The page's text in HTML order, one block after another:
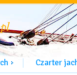
Czarter